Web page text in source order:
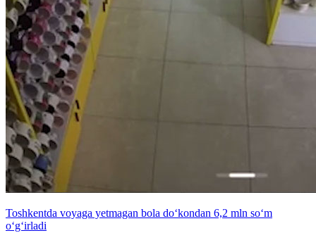
Toshkentda voyaga yetmagan bola do‘kondan 6,2 mln so‘m
o‘g‘irladi